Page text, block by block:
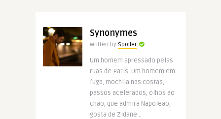
Synonymes
Written by Spoiler
Um homem apressado pelas
ruas de Paris. Um homem em
fuga, mochila nas costas,
passos acelerados, olhos ao
chão, que admira Napoleão,
gosta de Zidane ..